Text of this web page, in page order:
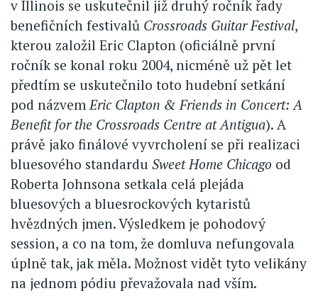
v Illinois se uskutečnil již druhý ročník řady
benefičních festivalů Crossroads Guitar Festival,
kterou založil Eric Clapton (oficiálně první
ročník se konal roku 2004, nicméně už pět let
předtím se uskutečnilo toto hudební setkání
pod názvemEric Clapton & Friends in Concert: A
Benefit for the Crossroads Centre at Antigua). A
právě jako finálové vyvrcholení se při realizaci
bluesového standardu Sweet Home Chicago od
Roberta Johnsona setkala celá plejáda
bluesových a bluesrockových kytaristů
hvězdných jmen. Výsledkem je pohodový
session, a co na tom, že domluva nefungovala
úplně tak, jak měla. Možnost vidět tyto velikány
na jednom pódiu převažovala nad vším.